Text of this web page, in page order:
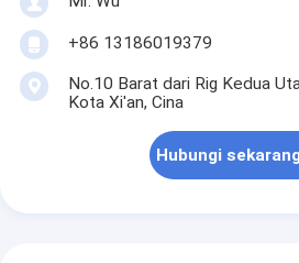
+86 13186019379
No.10 Barat dari Rig Kedua
Kota Xi'an, Cina
Hubungi